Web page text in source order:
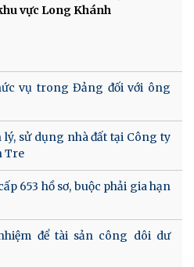
vực Long Khánh
vụ trong Đảng đối với ông
sử dụng nhà đất tại Công ty
Tre
653 hồ sơ, buộc phải gia hạn
để tài sản công dôi dư